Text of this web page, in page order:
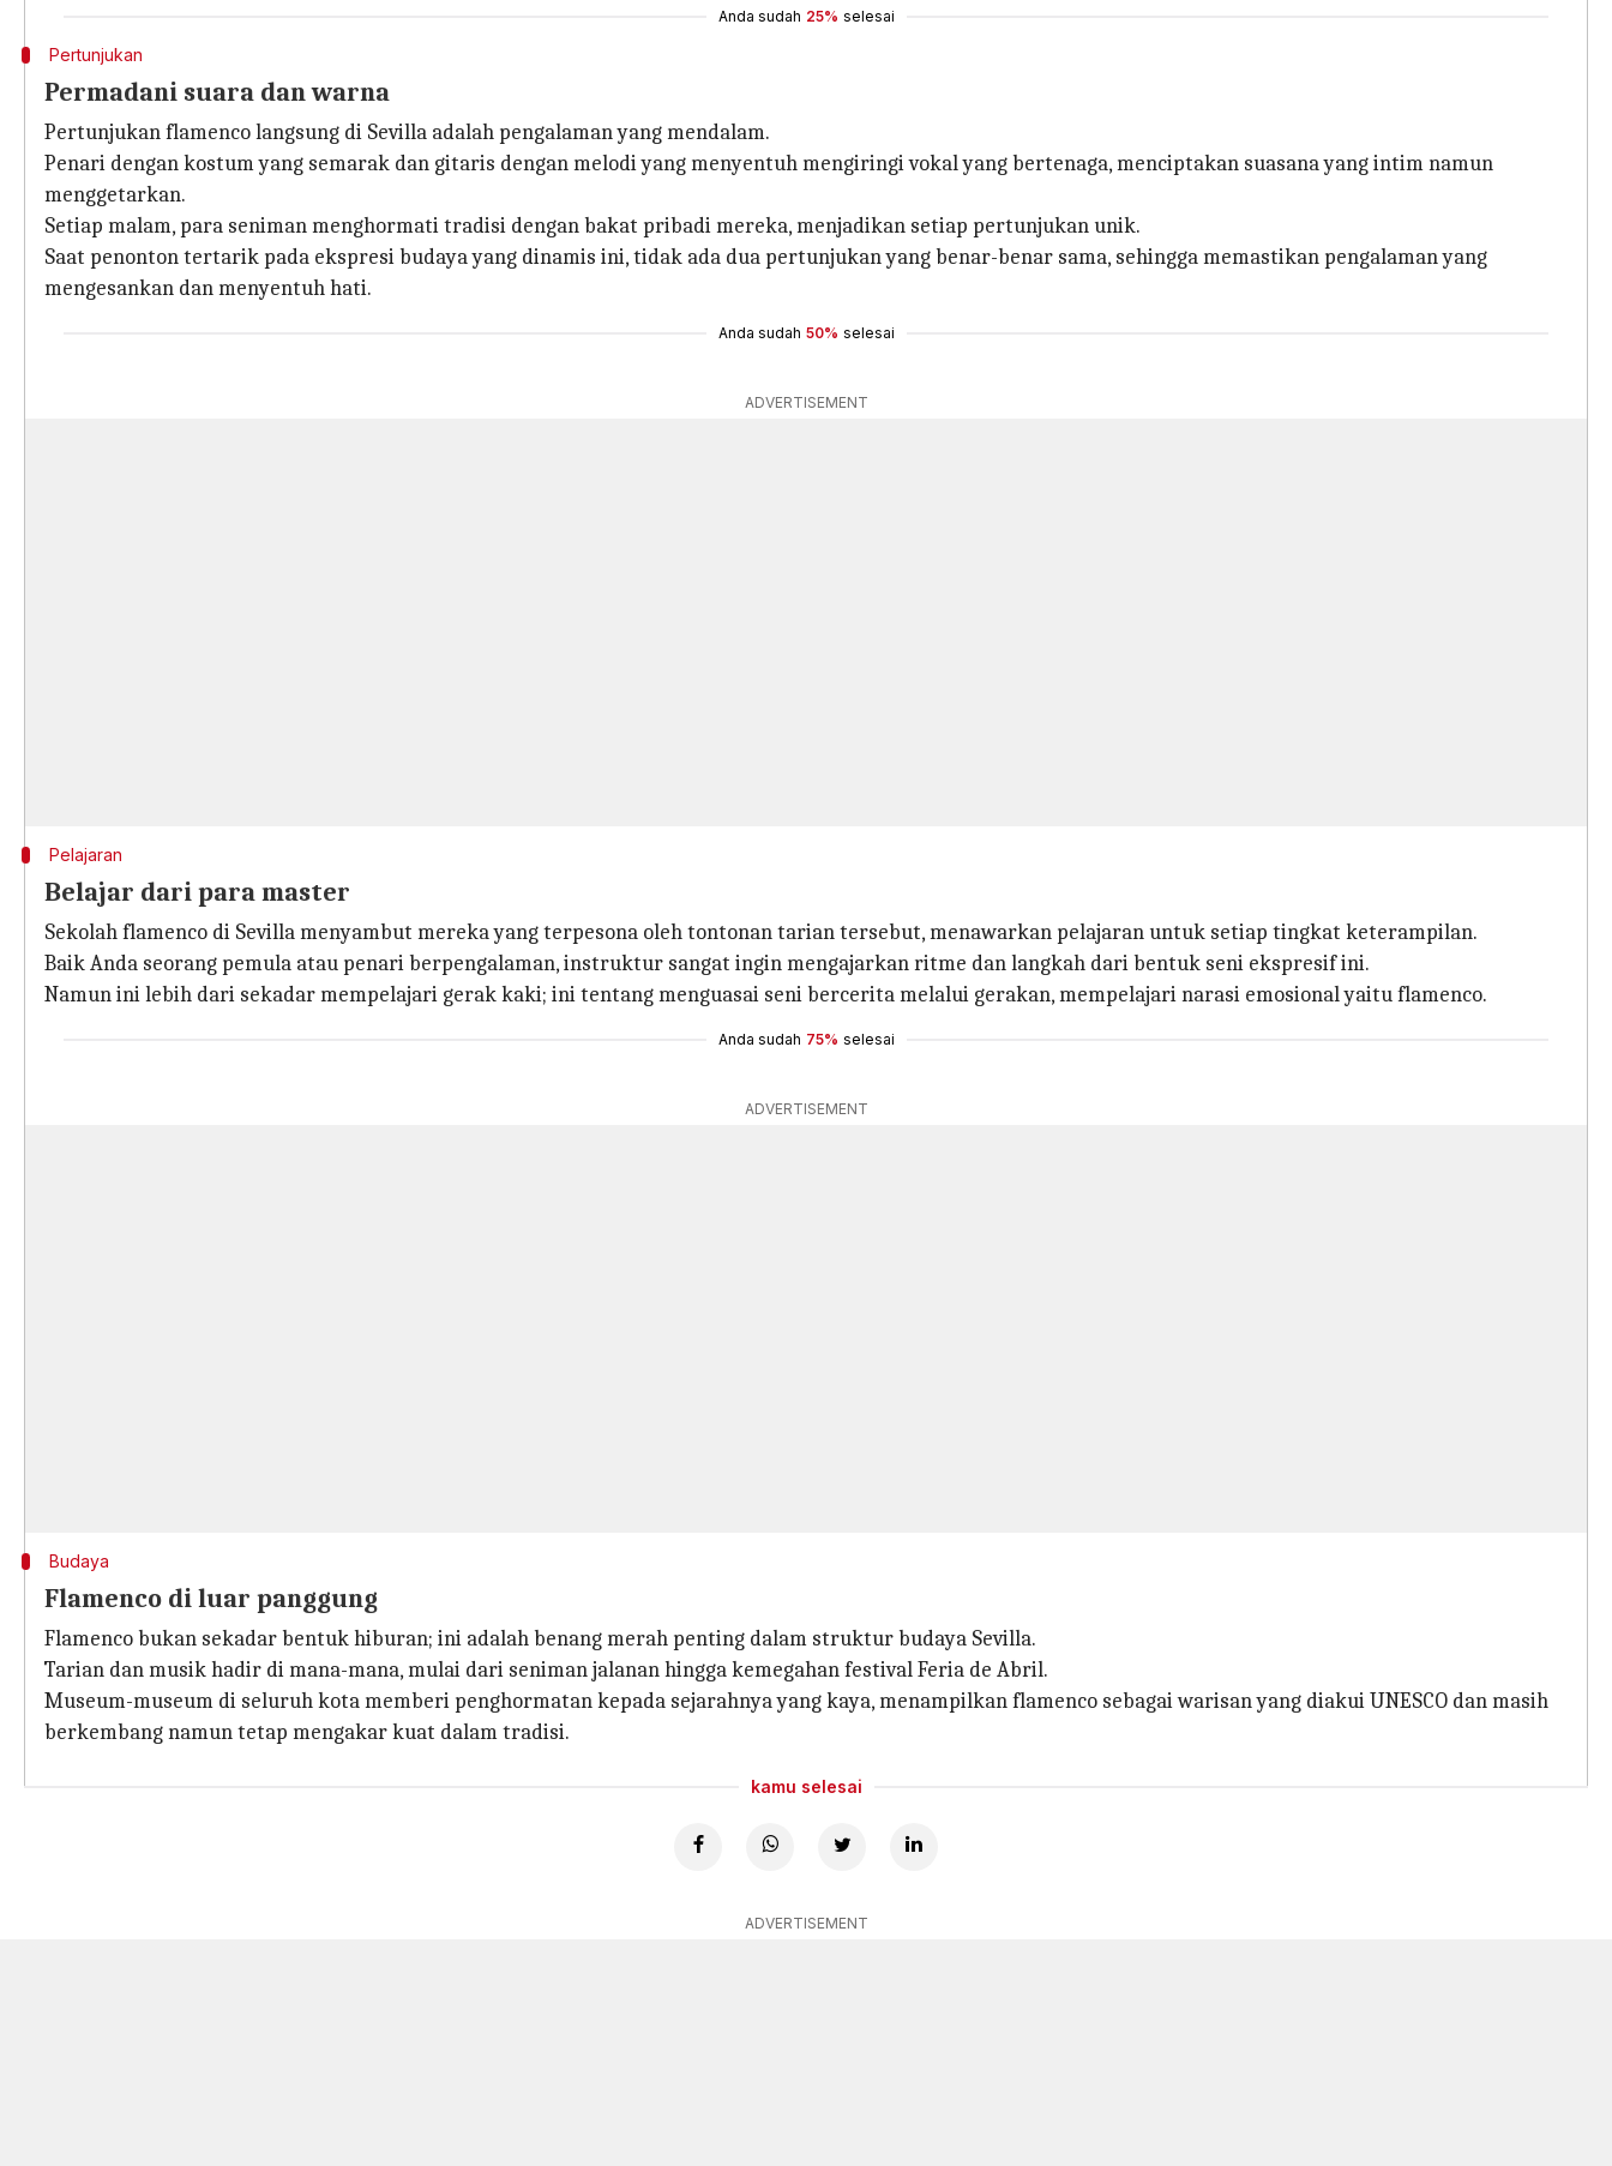
Anda sudah 25% selesai
Pertunjukan
Permadani suara dan warna
Pertunjukan flamenco langsung di Sevilla adalah pengalaman yang mendalam.
Penari dengan kostum yang semarak dan gitaris dengan melodi yang menyentuh mengiringi vokal yang bertenaga, menciptakan suasana yang intim namun
menggetarkan.
Setiap malam, para seniman menghormati tradisi dengan bakat pribadi mereka, menjadikan setiap pertunjukan unik.
Saat penonton tertarik pada ekspresi budaya yang dinamis ini, tidak ada dua pertunjukan yang benar-benar sama, sehingga memastikan pengalaman yang
mengesankan dan menyentuh hati.
Anda sudah 50% selesai
ADVERTISEMENT
Pelajaran
Belajar dari para master
Sekolah flamenco di Sevilla menyambut mereka yang terpesona oleh tontonan tarian tersebut, menawarkan pelajaran untuk setiap tingkat keterampilan.
Baik Anda seorang pemula atau penari berpengalaman, instruktur sangat ingin mengajarkan ritme dan langkah dari bentuk seni ekspresif ini.
Namun ini lebih dari sekadar mempelajari gerak kaki; ini tentang menguasai seni bercerita melalui gerakan, mempelajari narasi emosional yaitu flamenco.
Anda sudah 75% selesai
ADVERTISEMENT
Budaya
Flamenco di luar panggung
Flamenco bukan sekadar bentuk hiburan; ini adalah benang merah penting dalam struktur budaya Sevilla.
Tarian dan musik hadir di mana-mana, mulai dari seniman jalanan hingga kemegahan festival Feria de Abril.
Museum-museum di seluruh kota memberi penghormatan kepada sejarahnya yang kaya, menampilkan flamenco sebagai warisan yang diakui UNESCO dan masih
berkembang namun tetap mengakar kuat dalam tradisi.
kamu selesai
ADVERTISEMENT